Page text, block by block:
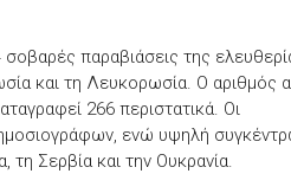
παραβιάσεις της
και τη Λευκορωσία. Ο αριθμός
266 περιστατικά. Οι
ενώ υψηλή
, τη Σερβία και την Ουκρανία.